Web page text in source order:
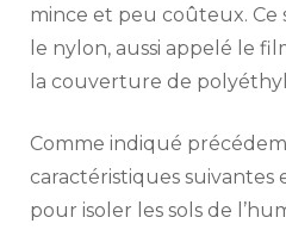
mince et peu coûteux.
le nylon, aussi appelé le
la couverture de
Comme indiqué
caractéristiques
pour isoler les sols de